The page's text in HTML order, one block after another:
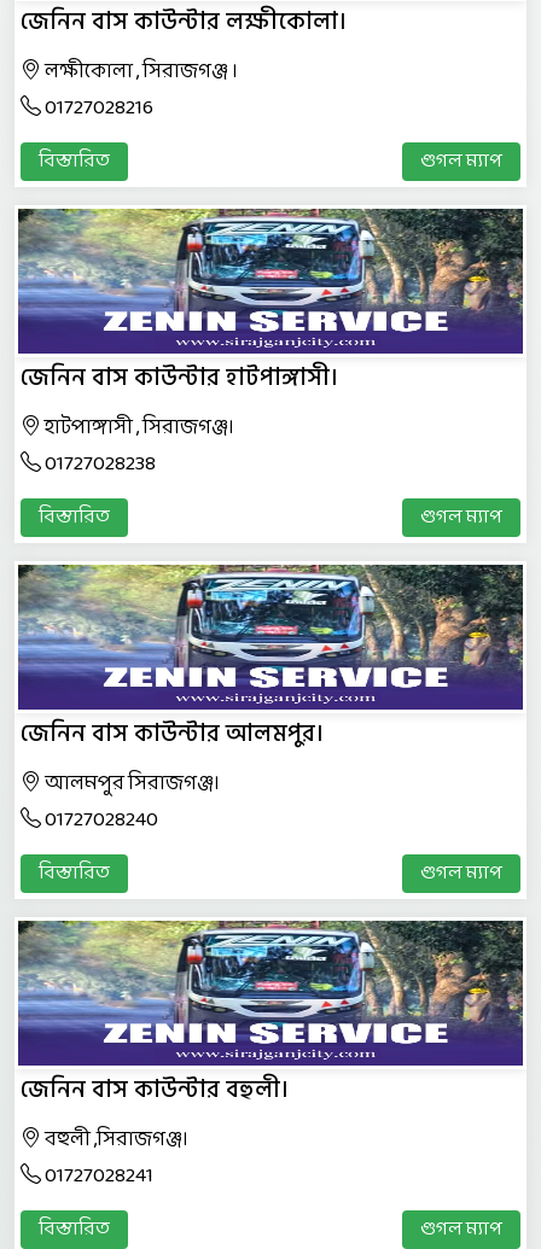
জেনিন বাস কাউন্টার লক্ষীকোলা।
লক্ষীকোলা , সিরাজগঞ্জ ।
01727028216
বিস্তারিত গুগল ম্যাপ
জেনিন বাস কাউন্টার হাটপাঙ্গাসী।
হাটপাঙ্গাসী , সিরাজগঞ্জ।
01727028238
বিস্তারিত গুগল ম্যাপ
জেনিন বাস কাউন্টার আলমপুর।
আলমপুর সিরাজগঞ্জ।
01727028240
বিস্তারিত গুগল ম্যাপ
জেনিন বাস কাউন্টার বহুলী।
বহুলী ,সিরাজগঞ্জ।
01727028241
বিস্তারিত গুগল ম্যাপ